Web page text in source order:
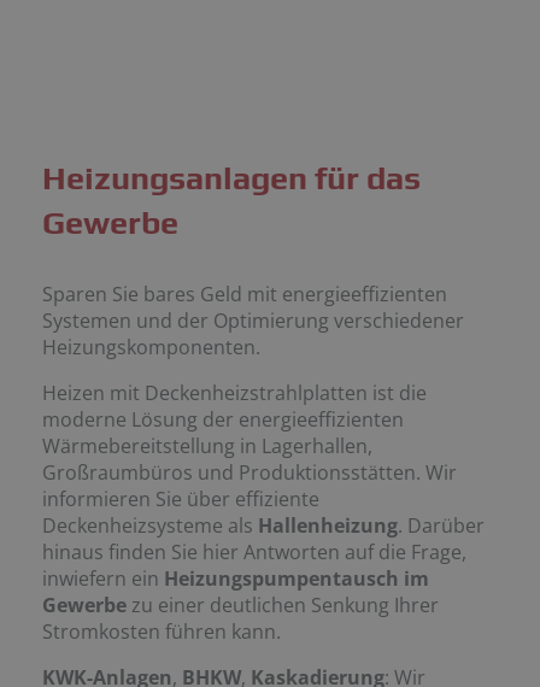
Heizungsanlagen für das
Gewerbe
Sparen Sie bares Geld mit energieeffizienten
Systemen und der Optimierung verschiedener
Heizungs­komponenten.
Heizen mit Deckenheizstrahlplatten ist die
moderne Lösung der energieeffizienten
Wärmebereitstellung in Lagerhallen,
Großraumbüros und Produktionsstätten. Wir
informieren Sie über effiziente
Deckenheizsysteme als Hallenheizung. Darüber
hinaus finden Sie hier Antworten auf die Frage,
inwiefern ein Heizungspumpentausch im
Gewerbe zu einer deutlichen Senkung Ihrer
Stromkosten führen kann.
KWK-Anlagen, BHKW, Kaskadierung: Wir